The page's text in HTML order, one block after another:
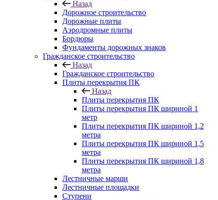
Назад
Дорожное строительство
Дорожные плиты
Аэродромные плиты
Бордюры
Фундаменты дорожных знаков
Гражданское строительство
Назад
Гражданское строительство
Плиты перекрытия ПК
Назад
Плиты перекрытия ПК
Плиты перекрытия ПК шириной 1
метр
Плиты перекрытия ПК шириной 1,2
метра
Плиты перекрытия ПК шириной 1,5
метра
Плиты перекрытия ПК шириной 1,8
метра
Лестничные марши
Лестничные площадки
Ступени